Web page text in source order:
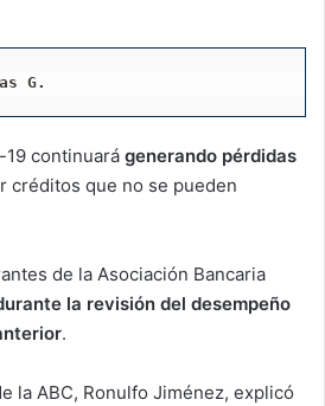
G.
19 continuará generando pérdidas
créditos que no se pueden
de la Asociación Bancaria
la revisión del desempeño
.
la ABC, Ronulfo Jiménez, explicó